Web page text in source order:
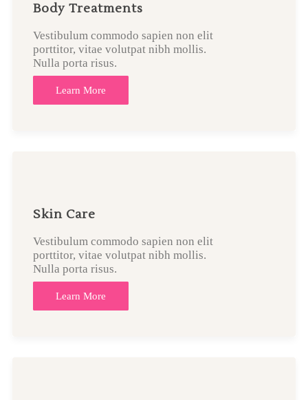
Body Treatments
Vestibulum commodo sapien non elit
porttitor, vitae volutpat nibh mollis.
Nulla porta risus.
Learn More
Skin Care
Vestibulum commodo sapien non elit
porttitor, vitae volutpat nibh mollis.
Nulla porta risus.
Learn More